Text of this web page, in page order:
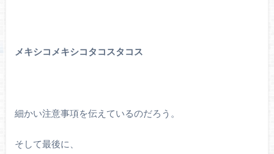
メキシコメキシコタコスタコス
細かい注意事項を伝えているのだろう。
そして最後に、